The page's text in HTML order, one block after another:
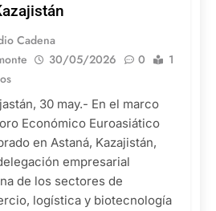
Cadena
30/05/2026 0
1
30 may.- En el marco
Económico Euroasiático
en Astaná, Kazajistán,
empresarial
de los sectores de
logística y biotecnología